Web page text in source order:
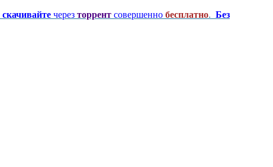
скачивайте через торрент совершенно бесплатно. Без